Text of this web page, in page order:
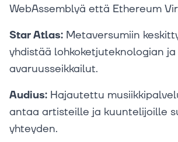
WebAssemblyä että Ethereum
Star Atlas: Metaversumiin
yhdistää lohkoketjuteknologian ja
avaruusseikkailut.
Audius: Hajautettu
antaa artisteille ja kuuntelijoille
yhteyden.